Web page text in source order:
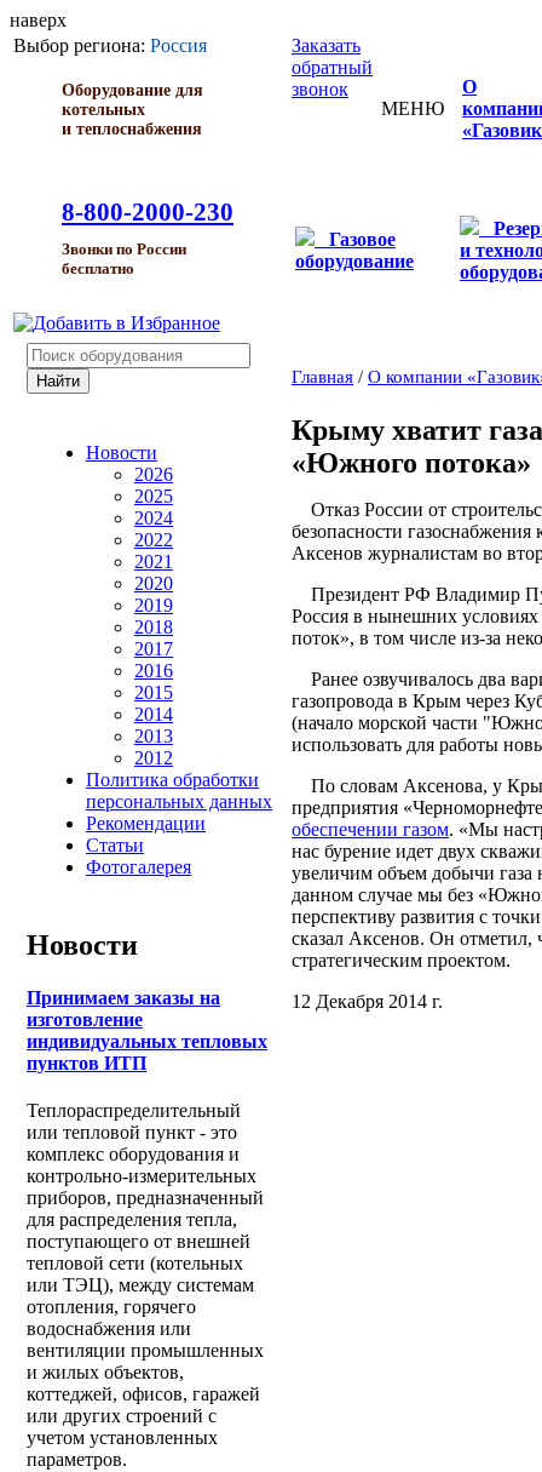
наверх
Выбор региона: Россия
Оборудование для
котельных
и теплоснабжения
8-800-2000-230
Звонки по России
бесплатно
Заказать
обратный
звонок
МЕНЮ
О
Газовое
оборудование
и
Новости
2026
2025
2024
2022
2021
2020
2019
2018
2017
2016
2015
2014
2013
2012
Политика обработки
персональных данных
Рекомендации
Статьи
Фотогалерея
Новости
Принимаем заказы на
изготовление
индивидуальных тепловых
пунктов ИТП
Теплораспределительный
или тепловой пункт - это
комплекс оборудования и
контрольно-измерительных
приборов, предназначенный
для распределения тепла,
поступающего от внешней
тепловой сети (котельных
или ТЭЦ), между системам
отопления, горячего
водоснабжения или
вентиляции промышленных
и жилых объектов,
коттеджей, офисов, гаражей
или других строений с
учетом установленных
параметров.
Главная / О компании
Крыму хватит
«Южного потока»
Отказ России от
безопасности
Аксенов журналистам во
Президент РФ Владимир
Россия в нынешних
поток», в том числе из-за
Ранее озвучивалось два
газопровода в Крым через
(начало морской части
использовать для работы
По словам Аксенова, у
предприятия
обеспечении газом. «Мы
нас бурение идет двух
увеличим объем добычи газа
данном случае мы без
перспективу развития с
сказал Аксенов. Он
стратегическим проектом.
12 Декабря 2014 г.